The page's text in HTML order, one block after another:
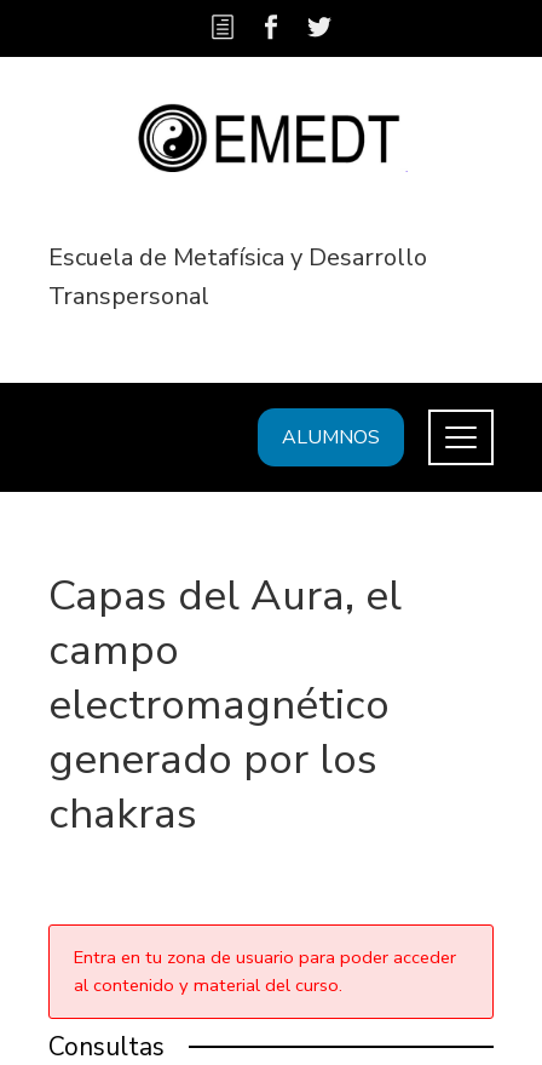
Escuela de Metafísica y Desarrollo
Transpersonal
ALUMNOS
Capas del Aura, el
campo
electromagnético
generado por los
chakras
Entra en tu zona de usuario para poder acceder
al contenido y material del curso.
Consultas